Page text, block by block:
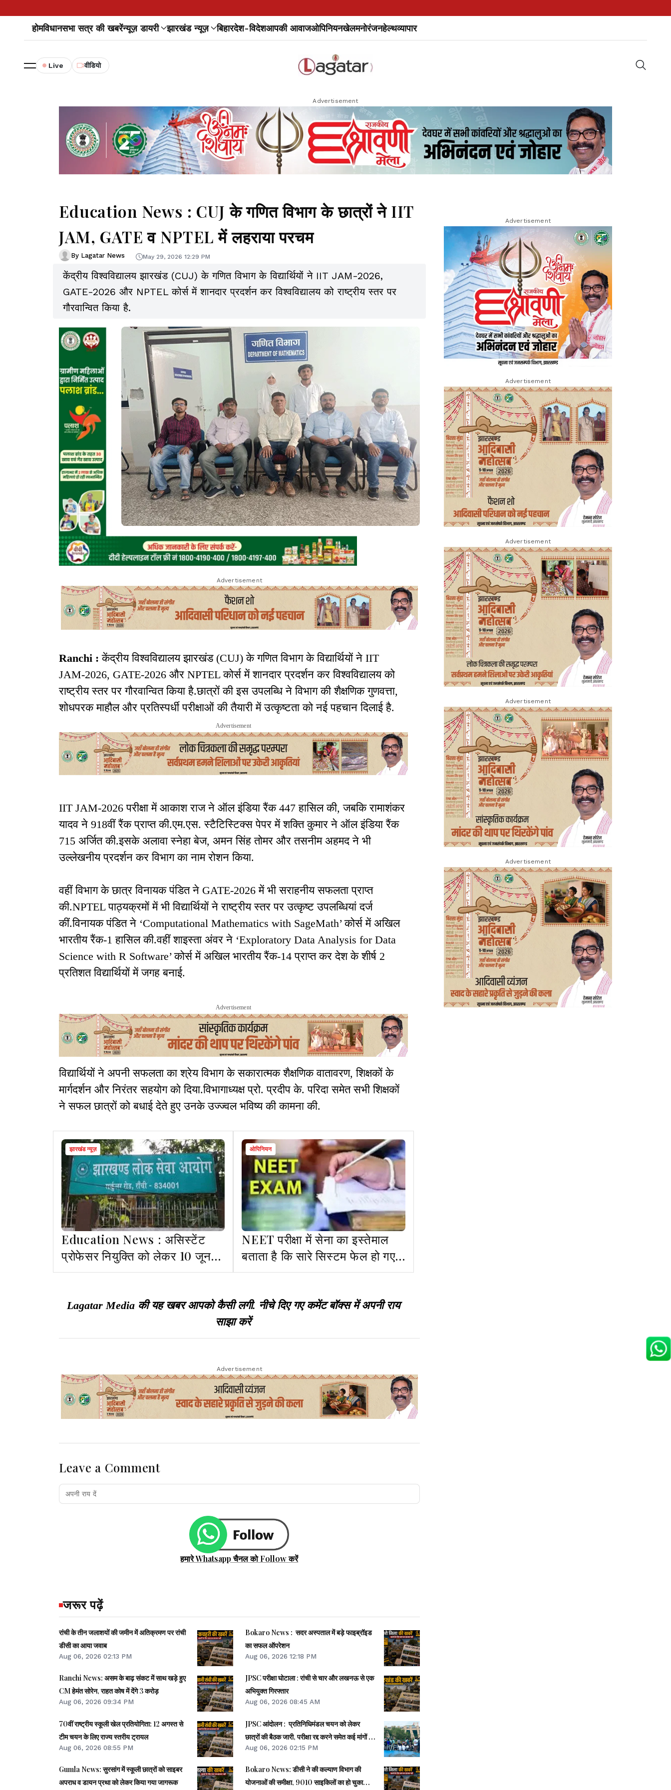
होमविधानसभा सत्र की खबरेंन्यूज़ डायरी झारखंड न्यूज़ बिहारदेश-विदेशआपकी आवाजओपिनियनखेलमनोरंजनहेल्थव्यापार
Live वीडियो
Advertisement
Education News : CUJ के गणित विभाग के छात्रों ने IIT
JAM, GATE व NPTEL में लहराया परचम
By Lagatar News May 29, 2026 12:29 PM
केंद्रीय विश्वविद्यालय झारखंड (CUJ) के गणित विभाग के विद्यार्थियों ने IIT JAM-2026,
GATE-2026 और NPTEL कोर्स में शानदार प्रदर्शन कर विश्वविद्यालय को राष्ट्रीय स्तर पर
गौरवान्वित किया है.
Advertisement
Ranchi :केंद्रीय विश्वविद्यालय झारखंड (CUJ) के गणित विभाग के विद्यार्थियों ने IIT
JAM-2026, GATE-2026 और NPTEL कोर्स में शानदार प्रदर्शन कर विश्वविद्यालय को
राष्ट्रीय स्तर पर गौरवान्वित किया है.छात्रों की इस उपलब्धि ने विभाग की शैक्षणिक गुणवत्ता,
शोधपरक माहौल और प्रतिस्पर्धी परीक्षाओं की तैयारी में उत्कृष्टता को नई पहचान दिलाई है.
Advertisement
IIT JAM-2026 परीक्षा में आकाश राज ने ऑल इंडिया रैंक 447 हासिल की, जबकि रामाशंकर
यादव ने 918वीं रैंक प्राप्त की.एम.एस. स्टैटिस्टिक्स पेपर में शक्ति कुमार ने ऑल इंडिया रैंक
715 अर्जित की.इसके अलावा स्नेहा बेज, अमन सिंह तोमर और तसनीम अहमद ने भी
उल्लेखनीय प्रदर्शन कर विभाग का नाम रोशन किया.
वहीं विभाग के छात्र विनायक पंडित ने GATE-2026 में भी सराहनीय सफलता प्राप्त
की.NPTEL पाठ्यक्रमों में भी विद्यार्थियों ने राष्ट्रीय स्तर पर उत्कृष्ट उपलब्धियां दर्ज
कीं.विनायक पंडित ने ‘Computational Mathematics with SageMath’ कोर्स में अखिल
भारतीय रैंक-1 हासिल की.वहीं शाइस्ता अंवर ने ‘Exploratory Data Analysis for Data
Science with R Software’ कोर्स में अखिल भारतीय रैंक-14 प्राप्त कर देश के शीर्ष 2
प्रतिशत विद्यार्थियों में जगह बनाई.
Advertisement
विद्यार्थियों ने अपनी सफलता का श्रेय विभाग के सकारात्मक शैक्षणिक वातावरण, शिक्षकों के
मार्गदर्शन और निरंतर सहयोग को दिया.विभागाध्यक्ष प्रो. प्रदीप के. परिदा समेत सभी शिक्षकों
ने सफल छात्रों को बधाई देते हुए उनके उज्ज्वल भविष्य की कामना की.
झारखंड न्यूज़
Education News : असिस्टेंट
प्रोफेसर नियुक्ति को लेकर 10 जून
को होगा डॉक्यूमेंट वेरिफिकेशन
ओपिनियन
NEET परीक्षा में सेना का इस्तेमाल
बताता है कि सारे सिस्टम फेल हो गए
हैं!
Lagatar Media की यह खबर आपको कैसी लगी. नीचे दिए गए कमेंट बॉक्स में अपनी राय
साझा करें
Advertisement
Leave a Comment
हमारे Whatsapp चैनल को Follow करें
जरूर पढ़ें
रांची के तीन जलाशयों की जमीन में अतिक्रमण पर रांची
डीसी का आया जवाब
Aug 06, 2026 02:13 PM
Ranchi News: असम के बाढ़ संकट में साथ खड़े हुए
CM हेमंत सोरेन, राहत कोष में देंगे 3 करोड़
Aug 06, 2026 09:34 PM
70वीं राष्ट्रीय स्कूली खेल प्रतियोगिता: 12 अगस्त से
टीम चयन के लिए राज्य स्तरीय ट्रायल
Aug 06, 2026 08:55 PM
Gumla News: सुरसांग में स्कूली छात्रों को साइबर
अपराध व डायन प्रथा को लेकर किया गया जागरूक
Bokaro News : सदर अस्पताल में बड़े फाइब्रॉइड
का सफल ऑपरेशन
Aug 06, 2026 12:18 PM
JPSC परीक्षा घोटाला : रांची से चार और लखनऊ से एक
अभियुक्त गिरफ्तार
Aug 06, 2026 08:45 AM
JPSC आंदोलन : प्रतिनिधिमंडल चयन को लेकर
छात्रों की बैठक जारी, परीक्षा रद्द करने समेत कई मांगों पर
बनी सहमति
Aug 06, 2026 02:15 PM
Bokaro News: डीसी ने की कल्याण विभाग की
योजनाओं की समीक्षा, 9010 साइकिलों का हो चुका
Advertisement
Advertisement
Advertisement
Advertisement
Advertisement